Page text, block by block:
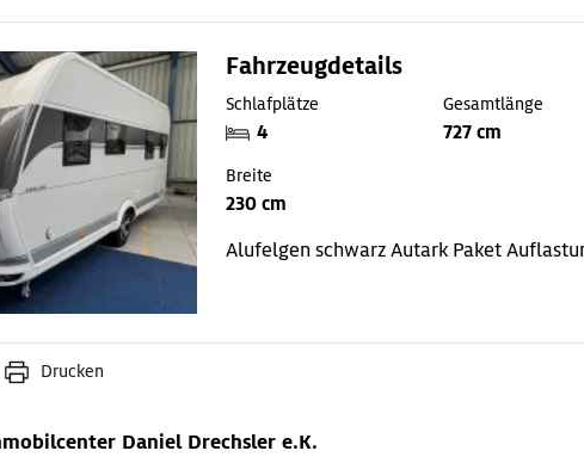
Fahrzeugdetails
Schlafplätze
4
Gesamtlänge
727 cm
Breite
230 cm
Alufelgen schwarz Autark Paket
Drucken
Daniel Drechsler e.K.